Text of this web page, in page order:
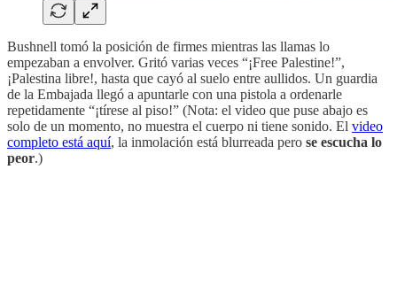
Bushnell tomó la posición de firmes mientras las llamas lo
empezaban a envolver. Gritó varias veces “¡Free Palestine!”,
¡Palestina libre!, hasta que cayó al suelo entre aullidos. Un guardia
de la Embajada llegó a apuntarle con una pistola a ordenarle
repetidamente “¡tírese al piso!” (Nota: el video que puse abajo es
solo de un momento, no muestra el cuerpo ni tiene sonido. El video
completo está aquí, la inmolación está blurreada pero se escucha lo
peor.)